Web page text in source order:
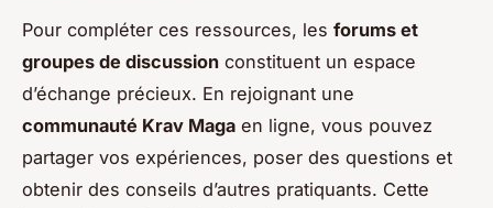
Pour compléter ces ressources, les forums et
groupes de discussion constituent un espace
d’échange précieux. En rejoignant une
communauté Krav Maga en ligne, vous pouvez
partager vos expériences, poser des questions et
obtenir des conseils d’autres pratiquants. Cette